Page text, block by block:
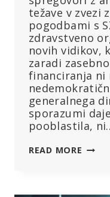
težave v zvezi
pogodbami s
zdravstveno
novih vidikov,
zaradi
financiranja ni
generalnega
sporazumi
pooblastila,
READ MORE PROF.